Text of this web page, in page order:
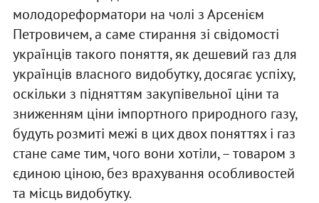
молодореформатори на чолі з Арсенієм
Петровичем, а саме стирання зі свідомості
українців такого поняття, як дешевий газ для
українців власного видобутку, досягає успіху,
оскільки з підняттям закупівельної ціни та
зниженням ціни імпортного природного газу,
будуть розмиті межі в цих двох поняттях і газ
стане саме тим, чого вони хотіли, – товаром з
єдиною ціною, без врахування особливостей
та місць видобутку.